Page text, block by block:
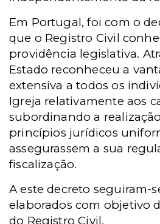
Em Portugal, foi com o
que o Registro Civil
providência legislativa.
Estado reconheceu a
extensiva a todos os
Igreja relativamente aos
subordinando a
princípios jurídicos
assegurassem a sua
fiscalização.
A este decreto seguiram-
elaborados com objetivo
do Registro Civil.